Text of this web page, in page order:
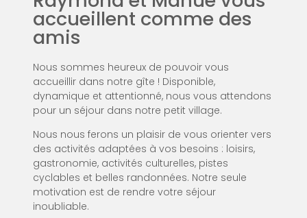
accueillent comme des
amis
Nous sommes heureux de pouvoir vous
accueillir dans notre gîte ! Disponible,
dynamique et attentionné, nous vous attendons
pour un séjour dans notre petit village.
Nous nous ferons un plaisir de vous orienter vers
des activités adaptées à vos besoins : loisirs,
gastronomie, activités culturelles, pistes
cyclables et belles randonnées. Notre seule
motivation est de rendre votre séjour
inoubliable.